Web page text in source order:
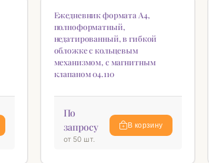
Ежедневник формата А4,
полноформатный,
недатированный, в гибкой
обложке с кольцевым
механизмом, с магнитным
клапаном 04.110
По
запросу
от 50 шт.
В корзину